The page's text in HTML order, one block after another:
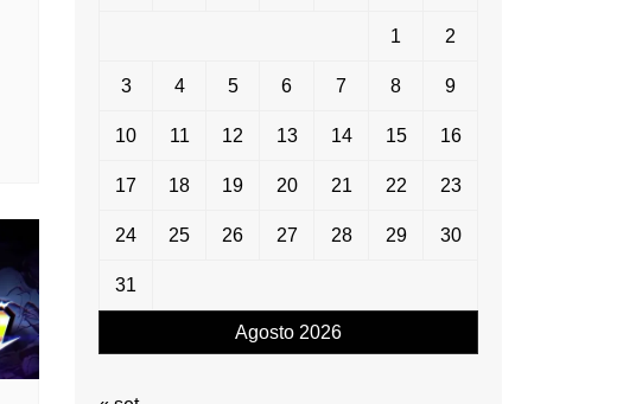
Agosto 2026
1 2
3 4 5 6 7 8 9
10 11 12 13 14 15 16
17 18 19 20 21 22 23
24 25 26 27 28 29 30
31